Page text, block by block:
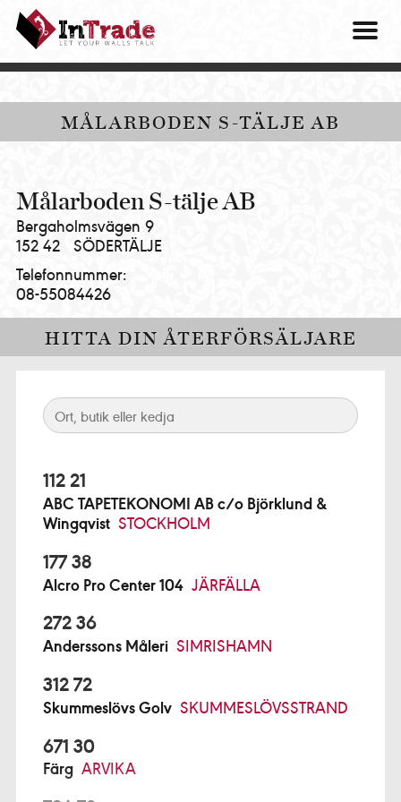
Intrade
ITG
AB
|
your
talk
MÅLARBODEN S-TÄLJE AB
Målarboden S-tälje AB
Bergaholmsvägen 9
152 42
SÖDERTÄLJE
Telefonnummer:
08-55084426
HITTA DIN ÅTERFÖRSÄLJARE
112 21
ABC TAPETEKONOMI AB c/o Björklund &
Wingqvist STOCKHOLM
177 38
Alcro Pro Center 104 JÄRFÄLLA
272 36
Anderssons Måleri SIMRISHAMN
312 72
Skummeslövs Golv SKUMMESLÖVSSTRAND
671 30
Färg ARVIKA
OM
VÅRA
HITTA